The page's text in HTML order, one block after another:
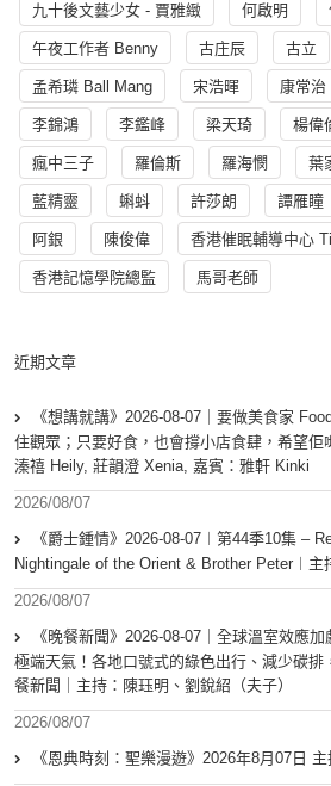
九十後文藝少女 - 賈雅緻 何啟明
午夜工作者 Benny 古庄辰 古立
孟希璘 Ball Mang 宋浩暉 康常治
李錦鴻 李鑑峰 梁天琦 楊偉
瘋中三子 羅倫斯 羅海憫 葉
藍精靈 蝌蚪 許莎朗 譚雁瞳
阿銀 陳俊偉 香港催眠輔導中心
香港記憶學院總監 馬哥老師
近期文章
《想講就講》2026-08-07｜要做美食家
住觀眾；只要好食，也會撐小店食肆，希望佢
溱禧 Heily, 莊韻澄 Xenia, 嘉賓：雅軒 Kinki
2026/08/07
《爵士鍾情》2026-08-07︱第44季10集 –
Nightingale of the Orient & Brother Peter︱主
2026/08/07
《晚餐新聞》2026-08-07｜全球溫室效應
極端天氣！各地口號式的綠色出行、減少碳排
餐新聞｜主持：陳珏明、劉銳紹（夫子）
2026/08/07
《恩典時刻：聖樂漫遊》2026年8月07日